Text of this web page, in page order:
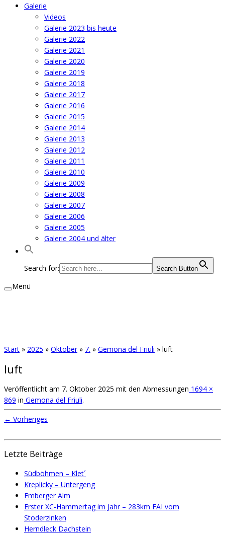
Galerie
Videos
Galerie 2023 bis heute
Galerie 2022
Galerie 2021
Galerie 2020
Galerie 2019
Galerie 2018
Galerie 2017
Galerie 2016
Galerie 2015
Galerie 2014
Galerie 2013
Galerie 2012
Galerie 2011
Galerie 2010
Galerie 2009
Galerie 2008
Galerie 2007
Galerie 2006
Galerie 2005
Galerie 2004 und älter
Search for: Search Button
Menü
Start » 2025 » Oktober » 7. » Gemona del Friuli » luft
luft
Veröffentlicht am 7. Oktober 2025 mit den Abmessungen 1694 ×
869 in Gemona del Friuli.
← Vorheriges
Letzte Beiträge
Südböhmen – Klet´
Kreplicky – Untergeng
Emberger Alm
Erster XC-Hammertag im Jahr – 283km FAI vom
Stoderzinken
Herndleck Dachstein